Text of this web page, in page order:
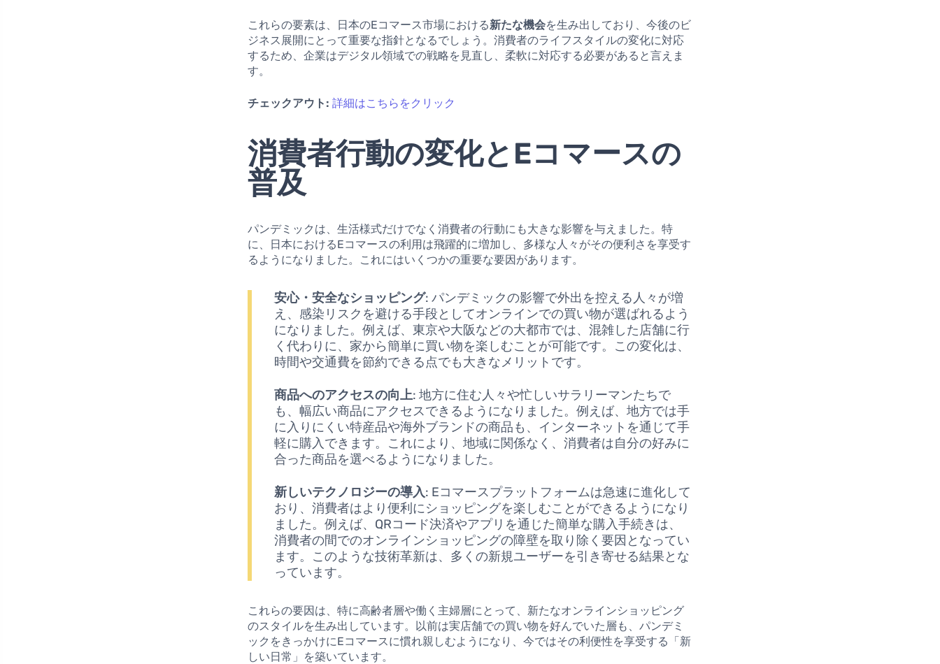
これらの要素は、日本のEコマース市場における新たな機会を生み出しており、今後のビ
ジネス展開にとって重要な指針となるでしょう。消費者のライフスタイルの変化に対応
するため、企業はデジタル領域での戦略を見直し、柔軟に対応する必要があると言えま
す。
チェックアウト: 詳細はこちらをクリック
消費者行動の変化とEコマースの
普及
パンデミックは、生活様式だけでなく消費者の行動にも大きな影響を与えました。特
に、日本におけるEコマースの利用は飛躍的に増加し、多様な人々がその便利さを享受す
るようになりました。これにはいくつかの重要な要因があります。
安心・安全なショッピング: パンデミックの影響で外出を控える人々が増
え、感染リスクを避ける手段としてオンラインでの買い物が選ばれるよう
になりました。例えば、東京や大阪などの大都市では、混雑した店舗に行
く代わりに、家から簡単に買い物を楽しむことが可能です。この変化は、
時間や交通費を節約できる点でも大きなメリットです。
商品へのアクセスの向上: 地方に住む人々や忙しいサラリーマンたちで
も、幅広い商品にアクセスできるようになりました。例えば、地方では手
に入りにくい特産品や海外ブランドの商品も、インターネットを通じて手
軽に購入できます。これにより、地域に関係なく、消費者は自分の好みに
合った商品を選べるようになりました。
新しいテクノロジーの導入: Eコマースプラットフォームは急速に進化して
おり、消費者はより便利にショッピングを楽しむことができるようになり
ました。例えば、QRコード決済やアプリを通じた簡単な購入手続きは、
消費者の間でのオンラインショッピングの障壁を取り除く要因となってい
ます。このような技術革新は、多くの新規ユーザーを引き寄せる結果とな
っています。
これらの要因は、特に高齢者層や働く主婦層にとって、新たなオンラインショッピング
のスタイルを生み出しています。以前は実店舗での買い物を好んでいた層も、パンデミ
ックをきっかけにEコマースに慣れ親しむようになり、今ではその利便性を享受する「新
しい日常」を築いています。